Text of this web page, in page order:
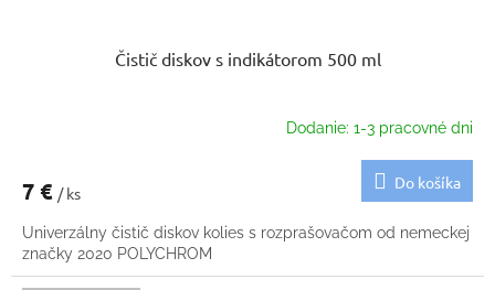
Čistič diskov s indikátorom 500 ml
Dodanie: 1-3 pracovné dni
7 € / ks
Do košíka
Univerzálny čistič diskov kolies s rozprašovačom od nemeckej
značky 2020 POLYCHROM